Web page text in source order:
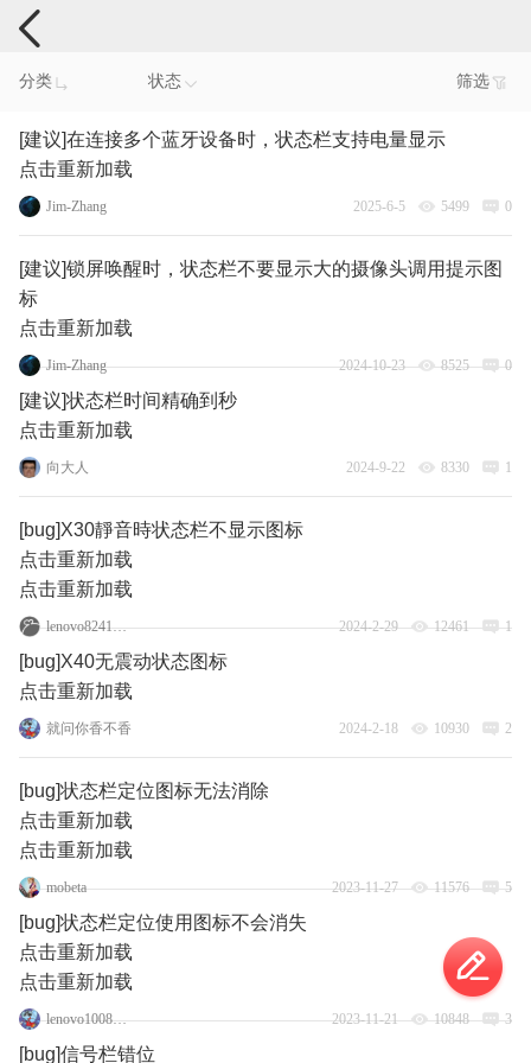
手机反馈
分类 状态 筛选
[建议]在连接多个蓝牙设备时，状态栏支持电量显示
点击重新加载
Jim-Zhang 2025-6-5 5499 0
[建议]锁屏唤醒时，状态栏不要显示大的摄像头调用提示图
标
点击重新加载
Jim-Zhang 2024-10-23 8525 0
[建议]状态栏时间精确到秒
点击重新加载
向大人 2024-9-22 8330 1
[bug]X30靜音時状态栏不显示图标
点击重新加载
点击重新加载
lenovo82416158 2024-2-29 12461 1
[bug]X40无震动状态图标
点击重新加载
就问你香不香 2024-2-18 10930 2
[bug]状态栏定位图标无法消除
点击重新加载
点击重新加载
mobeta 2023-11-27 11576 5
[bug]状态栏定位使用图标不会消失
点击重新加载
点击重新加载
lenovo100824938 2023-11-21 10848 3
[bug]信号栏错位